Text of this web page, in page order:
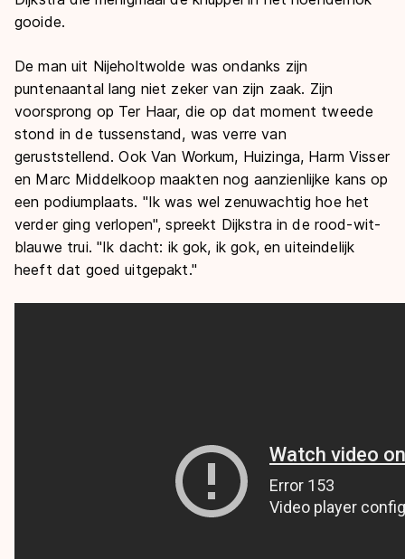
gooide.
De man uit Nijeholtwolde was ondanks zijn
puntenaantal lang niet zeker van zijn zaak. Zijn
voorsprong op Ter Haar, die op dat moment tweede
stond in de tussenstand, was verre van
geruststellend. Ook Van Workum, Huizinga, Harm Visser
en Marc Middelkoop maakten nog aanzienlijke kans op
een podiumplaats. "Ik was wel zenuwachtig hoe het
verder ging verlopen", spreekt Dijkstra in de rood-wit-
blauwe trui. "Ik dacht: ik gok, ik gok, en uiteindelijk
heeft dat goed uitgepakt."